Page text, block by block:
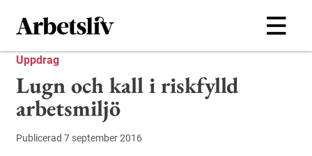
Hoppa till huvudinnehållet
Uppdrag
Lugn och kall i riskfylld
arbetsmiljö
Publicerad 7 september 2016